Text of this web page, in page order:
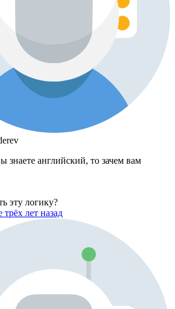
знаете английский, то зачем вам
эту логику?
трёх лет назад